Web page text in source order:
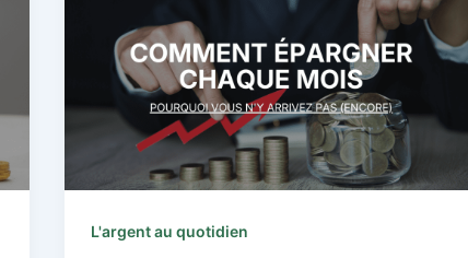
L'argent au quotidien